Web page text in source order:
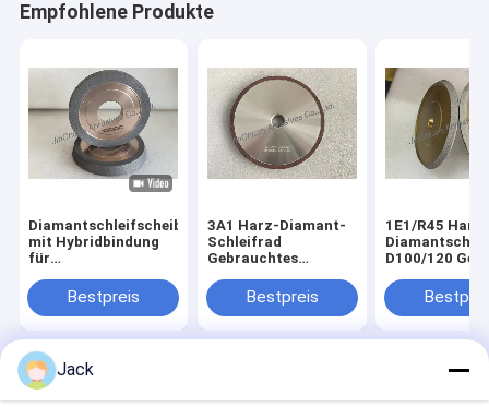
Empfohlene Produkte
Diamantschleifscheibe
mit Hybridbindung
für
Bestpreis
3A1 Harz-Diamant-
Schleifrad
Gebrauchtes
Durchmesser 150
mm
Bestpreis
1E1/R45
D100/120
von Gusseisen
Sitemap
Datenschutzrichtlinie
Jack